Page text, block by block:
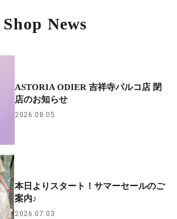
Shop News
ASTORIA ODIER 吉祥寺パルコ店 閉
店のお知らせ
2026.08.05
本日よりスタート！サマーセールのご
案内♪
2026.07.03